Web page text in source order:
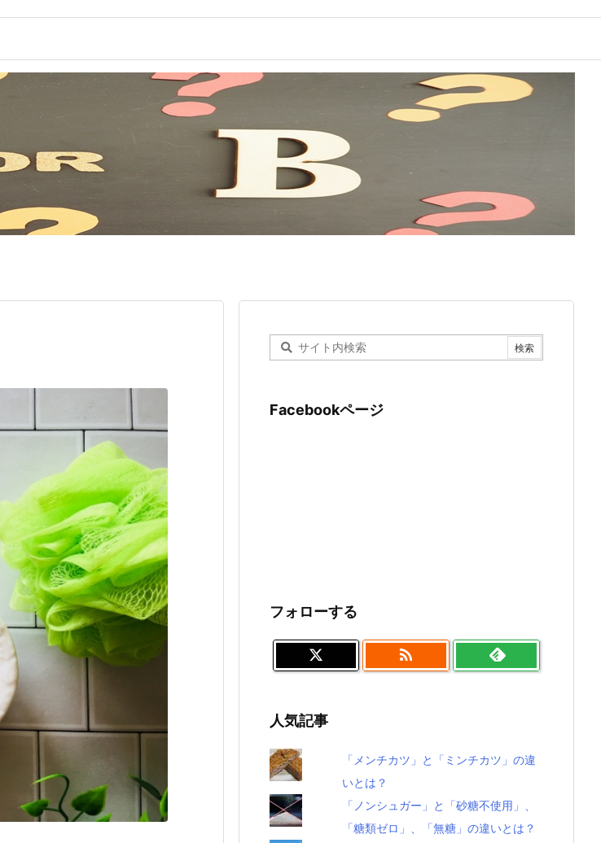
Facebookページ
フォローする

人気記事
「メンチカツ」と「ミンチカツ」の違
いとは？
「ノンシュガー」と「砂糖不使用」、
「糖類ゼロ」、「無糖」の違いとは？